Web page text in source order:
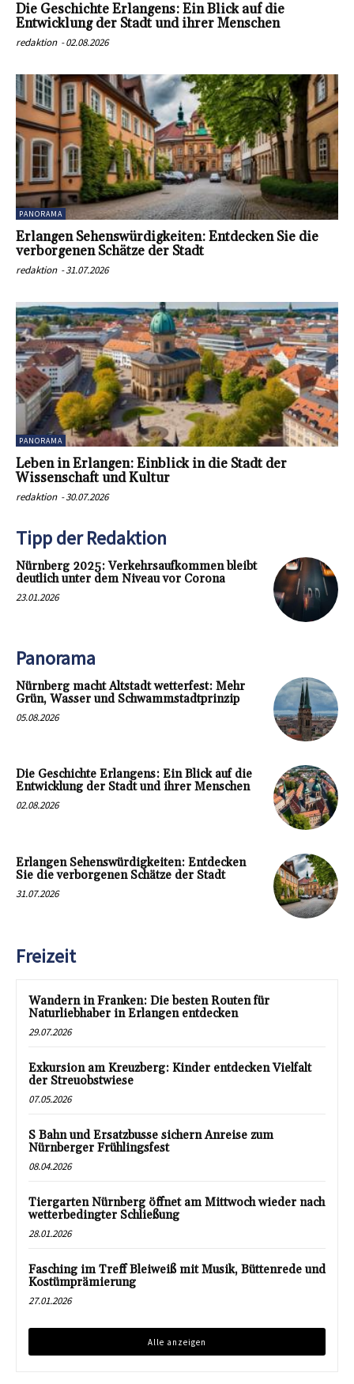
Die Geschichte Erlangens: Ein Blick auf die
Entwicklung der Stadt und ihrer Menschen
redaktion -02.08.2026
PANORAMA
Erlangen Sehenswürdigkeiten: Entdecken Sie die
verborgenen Schätze der Stadt
redaktion -31.07.2026
PANORAMA
Leben in Erlangen: Einblick in die Stadt der
Wissenschaft und Kultur
redaktion -30.07.2026
Tipp der Redaktion
Nürnberg 2025: Verkehrsaufkommen bleibt
deutlich unter dem Niveau vor Corona
23.01.2026
Panorama
Nürnberg macht Altstadt wetterfest: Mehr
Grün, Wasser und Schwammstadtprinzip
05.08.2026
Die Geschichte Erlangens: Ein Blick auf die
Entwicklung der Stadt und ihrer Menschen
02.08.2026
Erlangen Sehenswürdigkeiten: Entdecken
Sie die verborgenen Schätze der Stadt
31.07.2026
Freizeit
Wandern in Franken: Die besten Routen für
Naturliebhaber in Erlangen entdecken
29.07.2026
Exkursion am Kreuzberg: Kinder entdecken Vielfalt
der Streuobstwiese
07.05.2026
S Bahn und Ersatzbusse sichern Anreise zum
Nürnberger Frühlingsfest
08.04.2026
Tiergarten Nürnberg öffnet am Mittwoch wieder nach
wetterbedingter Schließung
28.01.2026
Fasching im Treff Bleiweiß mit Musik, Büttenrede und
Kostümprämierung
27.01.2026
Alle anzeigen